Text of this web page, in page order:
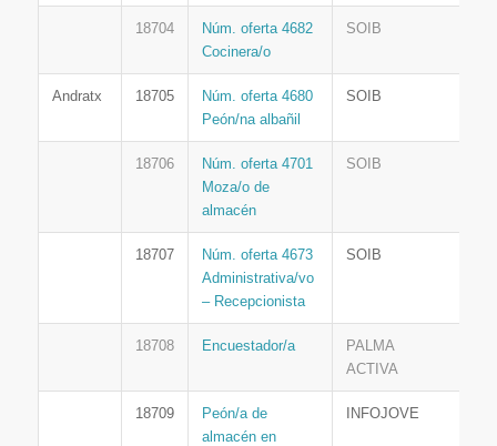
18704
Núm. oferta 4682
Cocinera/o
SOIB
Andratx 18705
Núm. oferta 4680
Peón/na albañil
SOIB
18706
Núm. oferta 4701
Moza/o de
almacén
SOIB
18707
Núm. oferta 4673
Administrativa/vo
– Recepcionista
SOIB
18708 Encuestador/a
PALMA
ACTIVA
18709
Peón/a de
almacén en
INFOJOVE